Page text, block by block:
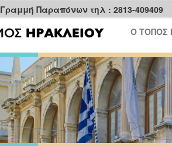
Γραμμή Παραπόνων τηλ : 2813-409409
Ο ΤΟΠΟΣ